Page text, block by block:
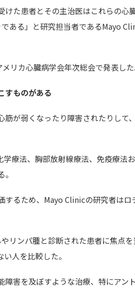
けた患者とその主治医はこれらの心
ある」と研究担当者であるMayo
リカ心臓病学会年次総会で発表した
すものがある
筋が弱くなったり障害されたりして
療法、胸部放射線療法、免疫療法
するため、Mayo Clinicの研究者は
リンパ腫と診断された患者に焦点
人を比較した。
害を及ぼすような治療、特にアン